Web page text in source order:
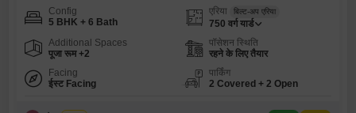
Config
5 BHK + 6 Bath
एरिया बिल्ट-अप एरिया
750 वर्ग यार्ड
Additional Spaces
पूजा रूम +2
पॉसेशन स्थिति
रहने के लिए तैयार
Facing
ईस्ट Facing
पार्किंग
2 Covered + 2 Open